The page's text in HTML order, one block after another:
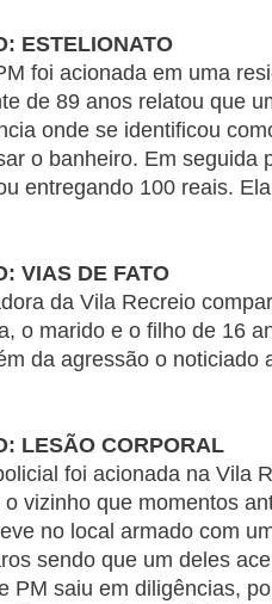
ESTELIONATO
foi acionada em uma
de 89 anos relatou que
onde se identificou
o banheiro. Em seguida
entregando 100 reais.
VIAS DE FATO
da Vila Recreio
o marido e o filho de 16
da agressão o noticiado
LESÃO CORPORAL
foi acionada na Vila
vizinho que momentos
no local armado com
sendo que um deles
PM saiu em diligências,